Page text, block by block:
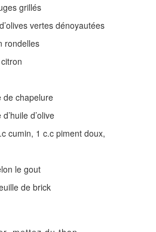
grillés
vertes dénoyautées
rondelles
de chapelure
d’olive
cumin, 1 c.c piment doux,
le gout
de brick